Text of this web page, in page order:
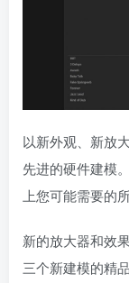
以新外观、新放
先进的硬件建模
上您可能需要的
新的放大器和效
三个新建模的精